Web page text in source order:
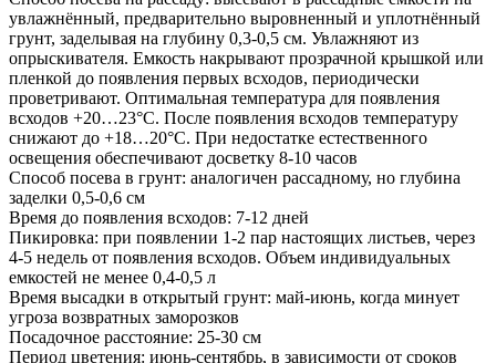
увлажнённый, предварительно выровненный и уплотнённый
грунт, заделывая на глубину 0,3-0,5 см. Увлажняют из
опрыскивателя. Емкость накрывают прозрачной крышкой или
пленкой до появления первых всходов, периодически
проветривают. Оптимальная температура для появления
всходов +20…23°С. После появления всходов температуру
снижают до +18…20°С. При недостатке естественного
освещения обеспечивают досветку 8-10 часов
Способ посева в грунт: аналогичен рассадному, но глубина
заделки 0,5-0,6 см
Время до появления всходов: 7-12 дней
Пикировка: при появлении 1-2 пар настоящих листьев, через
4-5 недель от появления всходов. Объем индивидуальных
емкостей не менее 0,4-0,5 л
Время высадки в открытый грунт: май-июнь, когда минует
угроза возвратных заморозков
Посадочное расстояние: 25-30 см
Период цветения: июнь-сентябрь, в зависимости от сроков